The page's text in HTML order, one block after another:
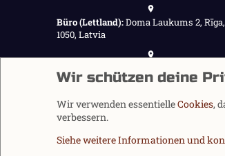
Büro (Lettland):Doma Laukums 2,
1050, Latvia
Wir schützen deine
Wir verwenden essentielleCookies,
verbessern.
Siehe weitere Informationen und